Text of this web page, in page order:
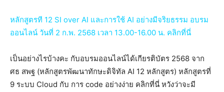
หลักสูตรที 12 SI over AI และการใช้ AI อย่างมีจริยธรรม อบรม
ออนไลน์ วันที่ 2 ก.พ. 2568 เวลา 13.00-16.00 น. คลิกที่นี่
เป็นอย่างไรบ้างคะ กับอบรมออนไลน์ได้เกียรติบัตร 2568 จาก
ศธ สพฐ (หลักสูตรพัฒนาทักษะดิจิทัล AI 12 หลักสูตร) หลักสูตรที่
9 ระบบ Cloud กับ การ code อย่างง่าย คลิกที่นี่ หวังว่าจะมี